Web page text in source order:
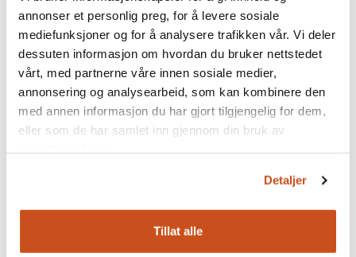
annonser et personlig preg, for å levere sosiale
mediefunksjoner og for å analysere trafikken vår. Vi deler
dessuten informasjon om hvordan du bruker nettstedet
vårt, med partnerne våre innen sosiale medier,
annonsering og analysearbeid, som kan kombinere den
med annen informasjon du har gjort tilgjengelig for dem,
eller som de har samlet inn gjennom din bruk av
Detaljer
Tillat alle
Ellen.. men vent litt! Et verktøy er mer nyttig og trofast enn
noe. Det rommer alt man trenger, bringer deg dit du vil og
svikter sjelden. I likhet med utallige håndverker i dette
landet er favorittverktøyet den trofaste Toyota HiAce`n!
Stafettpinnen går nå nordover til Nordland, nærmere
bestemt til tømrer, prosjektleder m.m. Arnstein Brekke! Vi
Stafetten